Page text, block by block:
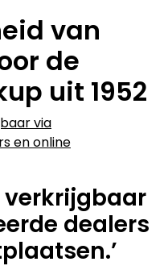
van
de
uit 1952
via
en online
verkrijgbaar
dealers